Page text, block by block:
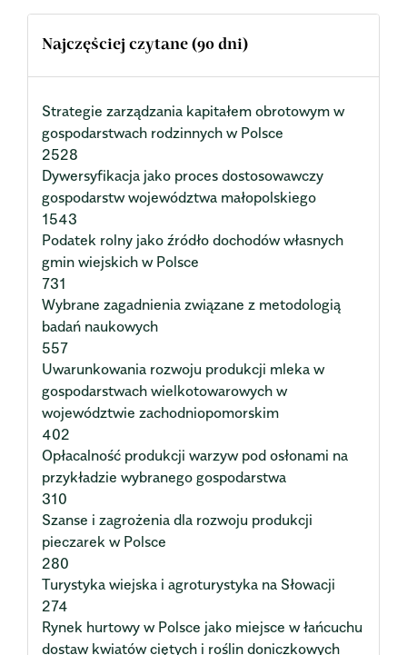
Najczęściej czytane (90 dni)
Strategie zarządzania kapitałem obrotowym w
gospodarstwach rodzinnych w Polsce
2528
Dywersyfikacja jako proces dostosowawczy
gospodarstw województwa małopolskiego
1543
Podatek rolny jako źródło dochodów własnych
gmin wiejskich w Polsce
731
Wybrane zagadnienia związane z metodologią
badań naukowych
557
Uwarunkowania rozwoju produkcji mleka w
gospodarstwach wielkotowarowych w
województwie zachodniopomorskim
402
Opłacalność produkcji warzyw pod osłonami na
przykładzie wybranego gospodarstwa
310
Szanse i zagrożenia dla rozwoju produkcji
pieczarek w Polsce
280
Turystyka wiejska i agroturystyka na Słowacji
274
Rynek hurtowy w Polsce jako miejsce w łańcuchu
dostaw kwiatów ciętych i roślin doniczkowych